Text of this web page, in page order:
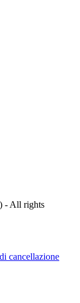
- All rights
cancellazione